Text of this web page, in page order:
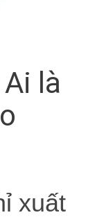
là
xuất